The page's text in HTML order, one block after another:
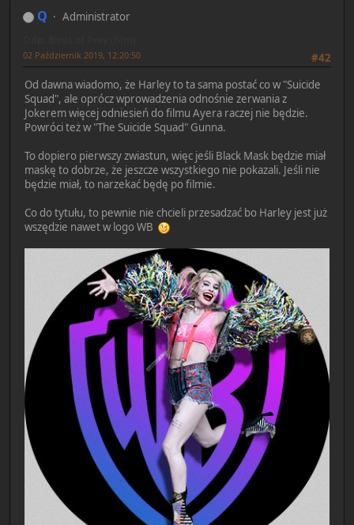
Q Administrator
#42
02 Październik 2019, 12:20:50
Od dawna wiadomo, że Harley to ta sama postać co w "Suicide
Squad", ale oprócz wprowadzenia odnośnie zerwania z
Jokerem więcej odniesień do filmu Ayera raczej nie będzie.
Powróci też w "The Suicide Squad" Gunna.
To dopiero pierwszy zwiastun, więc jeśli Black Mask będzie miał
maskę to dobrze, że jeszcze wszystkiego nie pokazali. Jeśli nie
będzie miał, to narzekać będę po filmie.
Co do tytułu, to pewnie nie chcieli przesadzać bo Harley jest już
wszędzie nawet w logo WB